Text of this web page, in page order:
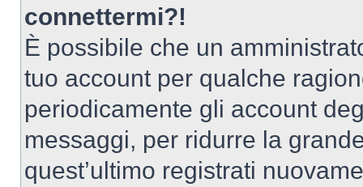
connettermi?!
È possibile che un
tuo account per qualche
periodicamente gli account
messaggi, per ridurre la
quest’ultimo registrati